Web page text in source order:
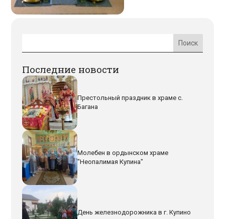
Последние новости
Престольный праздник в храме с.
Багана
Молебен в ордынском храме
"Неопалимая Купина"
День железнодорожника в г. Купино